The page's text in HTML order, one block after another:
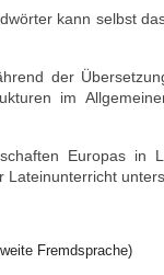
kann selbst
der
im
Europas in
Lateinunterricht
Fremdsprache)